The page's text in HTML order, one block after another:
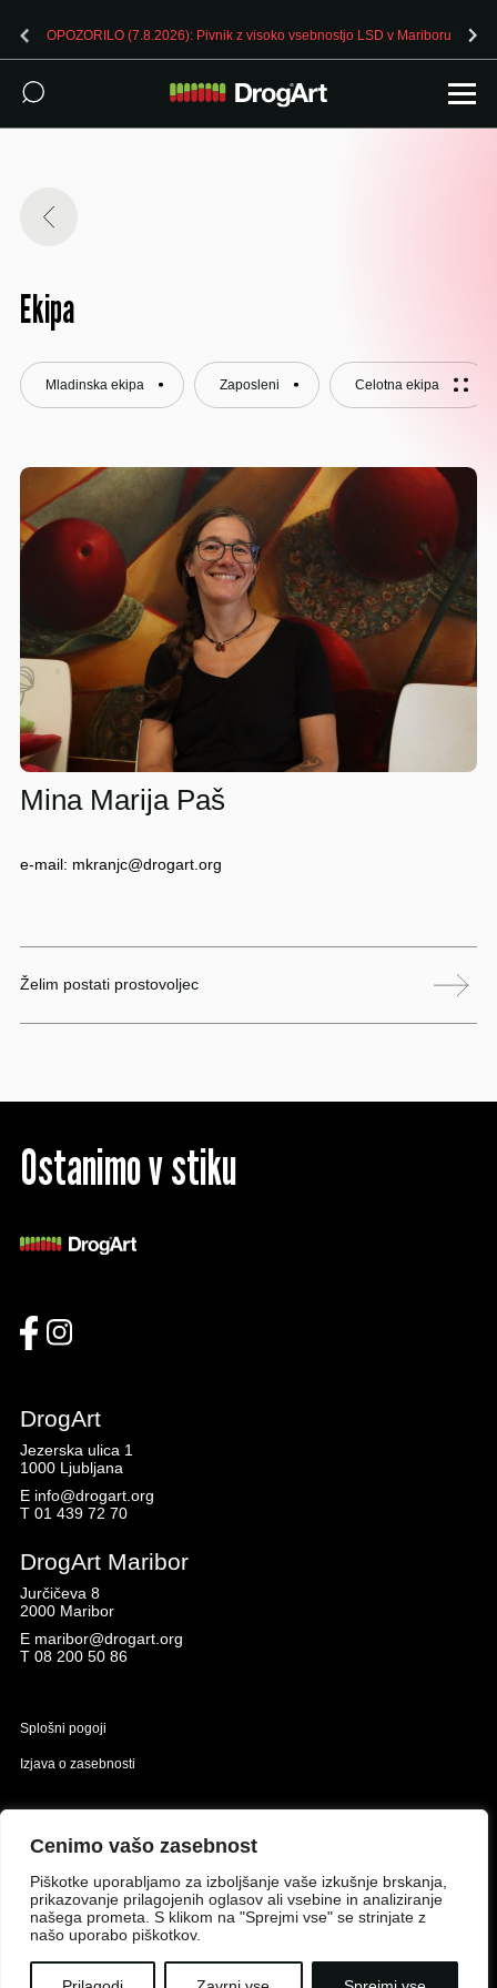
Cenimo vašo zasebnost
Piškotke uporabljamo za izboljšanje vaše izkušnje brskanja,
prikazovanje prilagojenih oglasov ali vsebine in analiziranje
našega prometa. S klikom na "Sprejmi vse" se strinjate z
našo uporabo piškotkov.
OPOZORILO (7.8.2026): Pivnik z visoko vsebnostjo LSD v Mariboru
Ekipa
Mladinska ekipa Zaposleni Celotna ekipa
Mina Marija Paš
e-mail: mkranjc@drogart.org
Želim postati prostovoljec
Ostanimo v stiku
DrogArt
Jezerska ulica 1
1000 Ljubljana
E info@drogart.org
T 01 439 72 70
DrogArt Maribor
Jurčičeva 8
2000 Maribor
E maribor@drogart.org
T 08 200 50 86
Splošni pogoji
Izjava o zasebnosti
Evropskega sklada za regionalni razvoj.